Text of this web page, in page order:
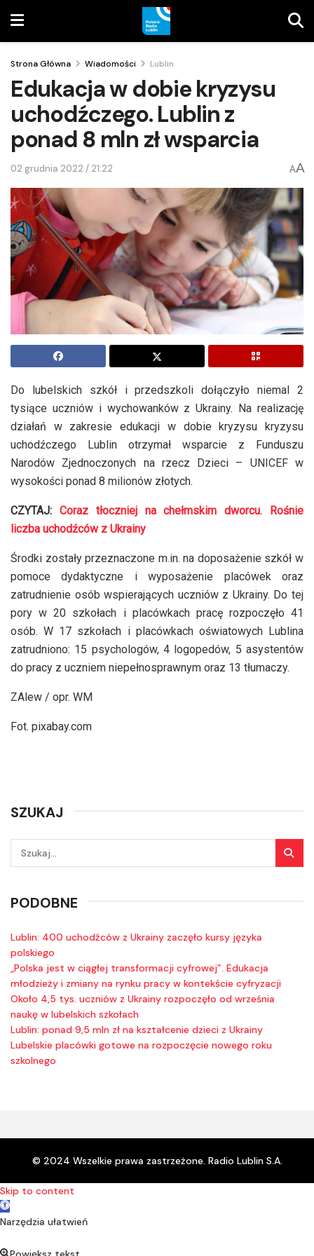
Strona Główna Wiadomości Lublin
Edukacja w dobie kryzysu
uchodźczego. Lublin z
ponad 8 mln zł wsparcia
02 grudnia 2022 / 21:22 AA
Do lubelskich szkół i przedszkoli dołączyło niemal 2
tysiące uczniów i wychowanków z Ukrainy. Na realizację
działań w zakresie edukacji w dobie kryzysu kryzysu
uchodźczego Lublin otrzymał wsparcie z Funduszu
Narodów Zjednoczonych na rzecz Dzieci – UNICEF w
wysokości ponad 8 milionów złotych.
CZYTAJ: Coraz tłoczniej na chełmskim dworcu. Rośnie
liczba uchodźców z Ukrainy
Środki zostały przeznaczone m.in. na doposażenie szkół w
pomoce dydaktyczne i wyposażenie placówek oraz
zatrudnienie osób wspierających uczniów z Ukrainy. Do tej
pory w 20 szkołach i placówkach pracę rozpoczęło 41
osób. W 17 szkołach i placówkach oświatowych Lublina
zatrudniono: 15 psychologów, 4 logopedów, 5 asystentów
do pracy z uczniem niepełnosprawnym oraz 13 tłumaczy.
ZAlew / opr. WM
Fot. pixabay.com
SZUKAJ
PODOBNE
Lublin: 400 uchodźców z Ukrainy zaczęło kursy języka
polskiego
„Polska jest w ciągłej transformacji cyfrowej”. Edukacja
młodzieży i zmiany na rynku pracy w kontekście cyfryzacji
Około 4,5 tys. uczniów z Ukrainy rozpoczęło od września
naukę w lubelskich szkołach
Lublin: ponad 9,5 mln zł na kształcenie dzieci z Ukrainy
Lubelskie placówki gotowe na rozpoczęcie nowego roku
szkolnego
© 2024 Wszelkie prawa zastrzeżone. Radio Lublin S.A.
Skip to content
Open toolbar
Narzędzia ułatwień